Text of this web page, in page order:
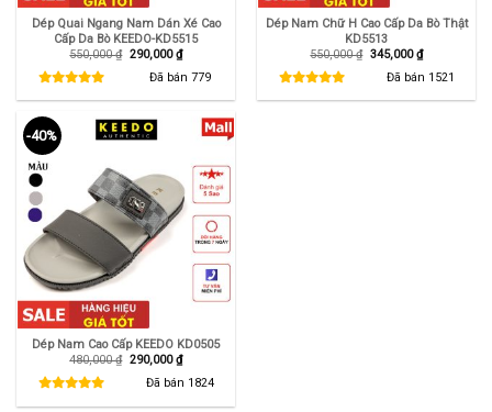
Dép Quai Ngang Nam Dán Xé Cao
Cấp Da Bò KEEDO-KD5515
550,000₫ Giá
550,000 ₫.
290,000₫Giá
hiện
tại
là:
290,000 ₫.
Đã bán 779
Dép Nam Chữ H Cao Cấp Da Bò Thật
KD5513
550,000₫ Giá
550,000 ₫.
345,000₫Giá
hiện
tại
là:
345,000 ₫.
Đã bán 1521
-40%
Dép Nam Cao Cấp KEEDO KD0505
480,000₫ Giá
290,000₫Giá
hiện
tại
Đã bán 1824